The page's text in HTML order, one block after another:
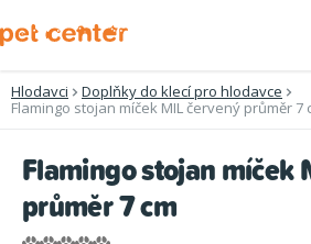
na
Hlodavci
Doplňky do klecí pro hlodavce
Flamingo stojan míček MIL červený průměr 7
Flamingo stojan míček
průměr 7 cm